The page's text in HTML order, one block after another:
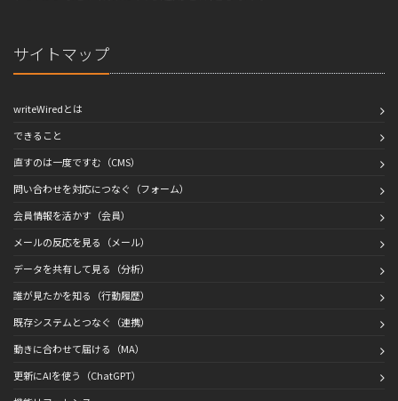
サイトマップ
writeWiredとは
できること
直すのは一度ですむ（CMS）
問い合わせを対応につなぐ（フォーム）
会員情報を活かす（会員）
メールの反応を見る（メール）
データを共有して見る（分析）
誰が見たかを知る（行動履歴）
既存システムとつなぐ（連携）
動きに合わせて届ける（MA）
更新にAIを使う（ChatGPT）